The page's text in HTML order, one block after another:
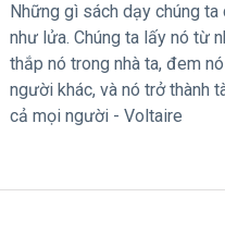
Những gì sách dạy chúng ta
như lửa. Chúng ta lấy nó từ
thắp nó trong nhà ta, đem
người khác, và nó trở thành
cả mọi người - Voltaire